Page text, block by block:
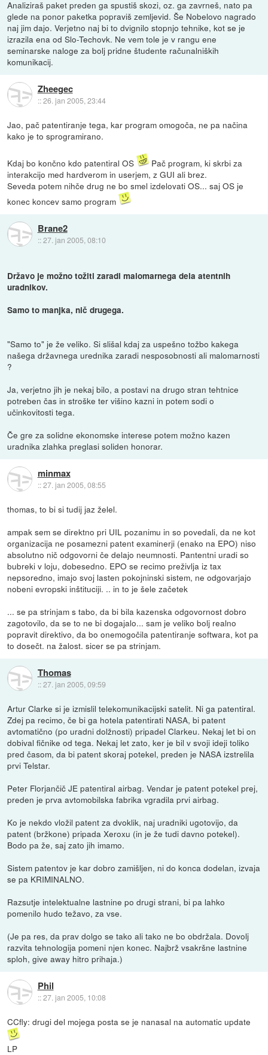
Analiziraš paket preden ga spustiš skozi, oz. ga zavrneš, nato pa
glede na ponor paketka popraviš zemljevid. Še Nobelovo nagrado
naj jim dajo. Verjetno naj bi to dvignilo stopnjo tehnike, kot se je
izrazila ena od Slo-Techovk. Ne vem tole je v rangu ene
seminarske naloge za bolj pridne študente računalniških
komunikacij.
Zheegec
::26. jan 2005, 23:44
Jao, pač patentiranje tega, kar program omogoča, ne pa načina
kako je to sprogramirano.
Kdaj bo končno kdo patentiral OS
Pač program, ki skrbi za
interakcijo med hardverom in userjem, z GUI ali brez.
Seveda potem nihče drug ne bo smel izdelovati OS... saj OS je
konec koncev samo program
Brane2
::27. jan 2005, 08:10
Državo je možno tožiti zaradi malomarnega dela atentnih
uradnikov.
Samo to manjka, nič drugega.
"Samo to" je že veliko. Si slišal kdaj za uspešno tožbo kakega
našega državnega urednika zaradi nesposobnosti ali malomarnosti
?
Ja, verjetno jih je nekaj bilo, a postavi na drugo stran tehtnice
potreben čas in stroške ter višino kazni in potem sodi o
učinkovitosti tega.
Če gre za solidne ekonomske interese potem možno kazen
uradnika zlahka preglasi soliden honorar.
minmax
::27. jan 2005, 08:55
thomas, to bi si tudij jaz želel.
ampak sem se direktno pri UIL pozanimu in so povedali, da ne kot
organizacija ne posamezni patent examinerji (enako na EPO) niso
absolutno nič odgovorni če delajo neumnosti. Pantentni uradi so
bubreki v loju, dobesedno. EPO se recimo preživlja iz tax
nepsoredno, imajo svoj lasten pokojninski sistem, ne odgovarjajo
nobeni evropski inštituciji. .. in to je šele začetek
... se pa strinjam s tabo, da bi bila kazenska odgovornost dobro
zagotovilo, da se to ne bi dogajalo... sam je veliko bolj realno
popravit direktivo, da bo onemogočila patentiranje softwara, kot pa
to dosečt. na žalost. sicer se pa strinjam.
Thomas
::27. jan 2005, 09:59
Artur Clarke si je izmislil telekomunikacijski satelit. Ni ga patentiral.
Zdej pa recimo, če bi ga hotela patentirati NASA, bi patent
avtomatično (po uradni dolžnosti) pripadel Clarkeu. Nekaj let bi on
dobival fičnike od tega. Nekaj let zato, ker je bil v svoji ideji toliko
pred časom, da bi patent skoraj potekel, preden je NASA izstrelila
prvi Telstar.
Peter Florjančič JE patentiral airbag. Vendar je patent potekel prej,
preden je prva avtomobilska fabrika vgradila prvi airbag.
Ko je nekdo vložil patent za dvoklik, naj uradniki ugotovijo, da
patent (bržkone) pripada Xeroxu (in je že tudi davno potekel).
Bodo pa že, saj zato jih imamo.
Sistem patentov je kar dobro zamišljen, ni do konca dodelan, izvaja
se pa KRIMINALNO.
Razsutje intelektualne lastnine po drugi strani, bi pa lahko
pomenilo hudo težavo, za vse.
(Je pa res, da prav dolgo se tako ali tako ne bo obdržala. Dovolj
razvita tehnologija pomeni njen konec. Najbrž vsakršne lastnine
sploh, give away hitro prihaja.)
Phil
::27. jan 2005, 10:08
CCfly: drugi del mojega posta se je nanasal na automatic update
LP